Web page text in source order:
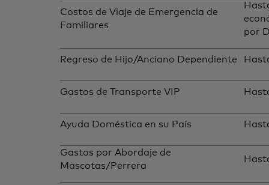
Costos de Viaje de Emergencia de
Familiares
por
Regreso de Hijo/Anciano Dependiente
Gastos de Transporte VIP
Ayuda Doméstica en su País
Gastos por Abordaje de
Mascotas/Perrera